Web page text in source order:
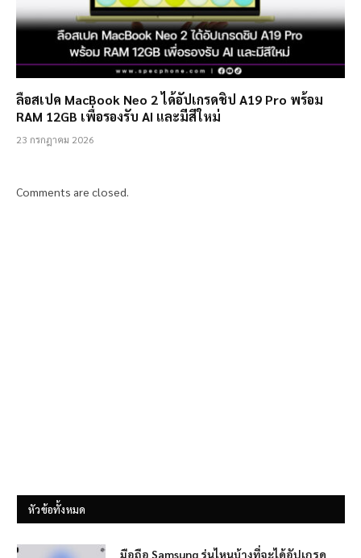
ลือสเปค MacBook Neo 2 ได้อัปเกรดชิป A19 Pro พร้อม
RAM 12GB เพื่อรองรับ AI และมีสีใหม่
23 กรกฎาคม 2026
Comments are closed.
หัวข้อทั้งหมด
มือถือ Samsung รุ่นไหนบ้างที่จะได้อัปเกรด